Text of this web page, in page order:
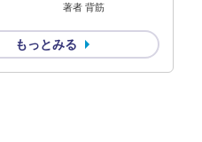
著者 背筋
もっとみる